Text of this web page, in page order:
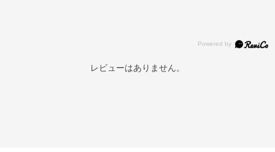
レビューはありません。